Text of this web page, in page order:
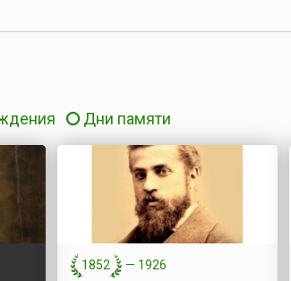
Дни памяти
1852 — 1926